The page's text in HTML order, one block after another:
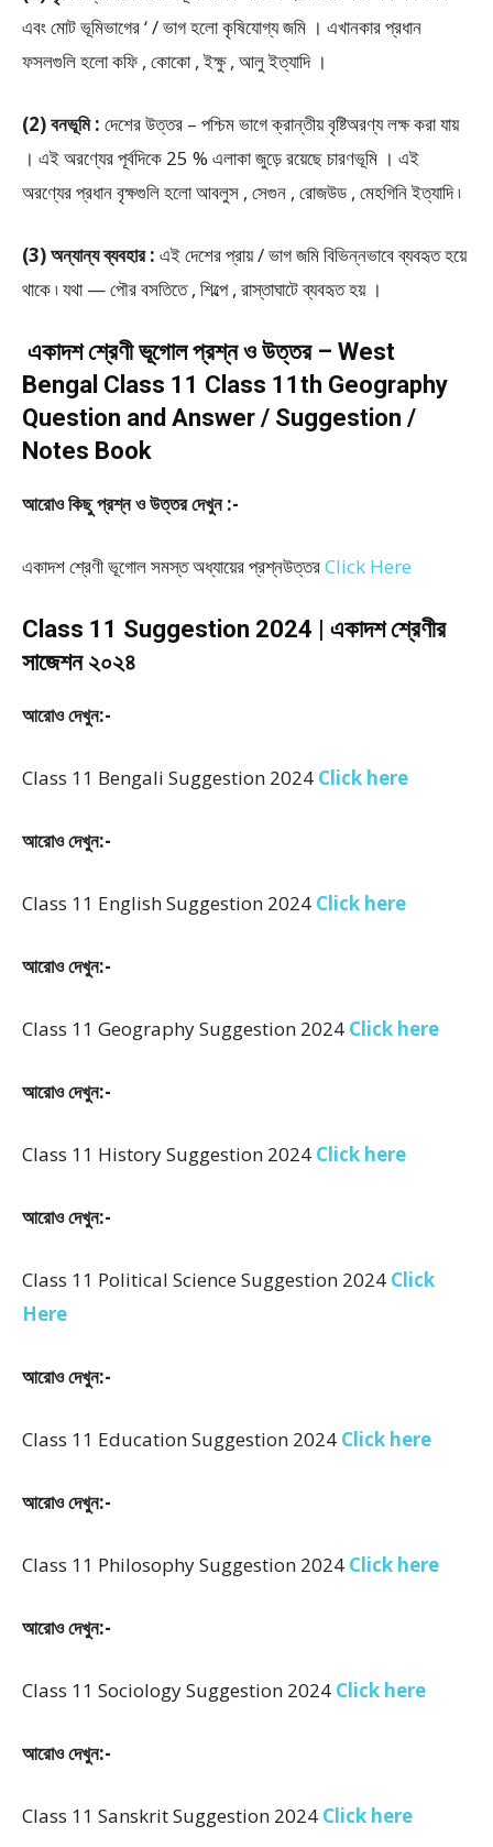
এবং মোট ভূমিভাগের ‘ / ভাগ হলো কৃষিযোগ্য জমি । এখানকার প্রধান
ফসলগুলি হলো কফি , কোকো , ইক্ষু , আলু ইত্যাদি ।
(2) বনভূমি : দেশের উত্তর – পশ্চিম ভাগে ক্রান্তীয় বৃষ্টিঅরণ্য লক্ষ করা যায়
। এই অরণ্যের পূর্বদিকে 25 % এলাকা জুড়ে রয়েছে চারণভূমি । এই
অরণ্যের প্রধান বৃক্ষগুলি হলো আবলুস , সেগুন , রোজউড , মেহগিনি ইত্যাদি ৷
(3) অন্যান্য ব্যবহার : এই দেশের প্রায় / ভাগ জমি বিভিন্নভাবে ব্যবহৃত হয়ে
থাকে ৷ যথা — পৌর বসতিতে , শিল্পে , রাস্তাঘাটে ব্যবহৃত হয় ।
একাদশ শ্রেণী ভূগোল প্রশ্ন ও উত্তর – West
Bengal Class 11 Class 11th Geography
Question and Answer / Suggestion /
Notes Book
আরোও কিছু প্রশ্ন ও উত্তর দেখুন :-
একাদশ শ্রেণী ভূগোল সমস্ত অধ্যায়ের প্রশ্নউত্তরClick Here
Class 11 Suggestion 2024 | একাদশ শ্রেণীর
সাজেশন ২০২৪
আরোও দেখুন:-
Class 11 Bengali Suggestion 2024 Click here
আরোও দেখুন:-
Class 11 English Suggestion 2024 Click here
আরোও দেখুন:-
Class 11 Geography Suggestion 2024 Click here
আরোও দেখুন:-
Class 11 History Suggestion 2024 Click here
আরোও দেখুন:-
Class 11 Political Science Suggestion 2024 Click
Here
আরোও দেখুন:-
Class 11 Education Suggestion 2024 Click here
আরোও দেখুন:-
Class 11 Philosophy Suggestion 2024 Click here
আরোও দেখুন:-
Class 11 Sociology Suggestion 2024 Click here
আরোও দেখুন:-
Class 11 Sanskrit Suggestion 2024 Click here